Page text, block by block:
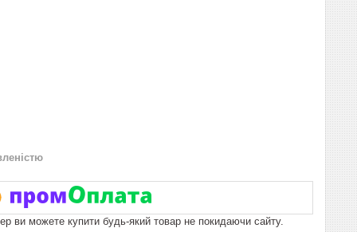
ви можете купити будь-який товар не покидаючи сайту.